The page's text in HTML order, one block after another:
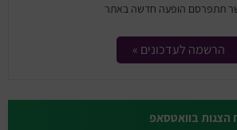
תתפרסם הופעה חדשה באתר
הרשמה לעדכונים »
הצגות בוואטסאפ